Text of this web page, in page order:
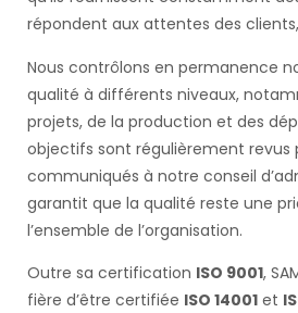
répondent aux attentes des
Nous contrôlons en permanence
qualité à différents niveaux,
projets, de la production et des
objectifs sont régulièrement revus
communiqués à notre conseil
garantit que la qualité reste une
l’ensemble de l’organisation.
Outre sa certification ISO 9001,
fière d’être certifiée ISO 14001 et